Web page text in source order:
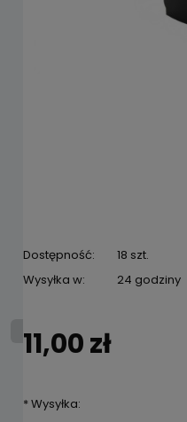
Dostępność:
18 szt.
Wysyłka w:
24 godziny
11,00 zł
*Wysyłka: